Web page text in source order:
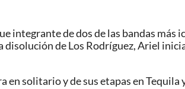
integrante de dos de las bandas más
disolución de Los Rodríguez, Ariel
solitario y de sus etapas en Tequila